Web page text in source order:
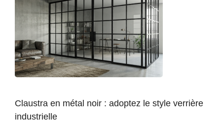
Claustra en métal noir : adoptez le style verrière
industrielle